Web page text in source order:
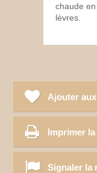
chaude
lèvres.
Ajouter
Imprimer
Signaler la